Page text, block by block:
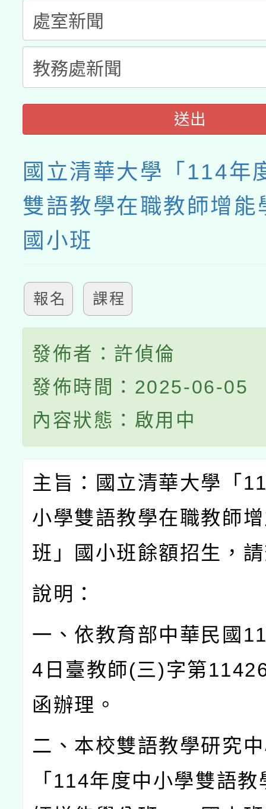
送出
國立清華大學「114年
雙語教學在職教師增能
國小班
報名 課程
發佈者：許偵倫
發佈時間：2025-06-05
內容狀態：啟用中
主旨：國立清華大學「
小學雙語教學在職教師
班」國小班餘額招生，
說明：
一、依教育部中華民國
4 日臺教師(三)字第
函辦理。
二、本校雙語教學研究
「 114年度中小學雙語教